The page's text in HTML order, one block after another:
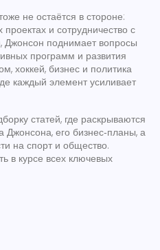
не остаётся в стороне:
и сотрудничество с
Джонсон поднимает вопросы
программ и развития
хоккей, бизнес и политика
каждый элемент усиливает
статей, где раскрываются
его бизнес‑планы, а
на спорт и общество.
в курсе всех ключевых